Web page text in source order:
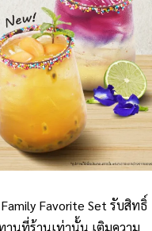
Favorite Set รับสิทธิ์
านที่ร้านเท่านั้น เติมความ